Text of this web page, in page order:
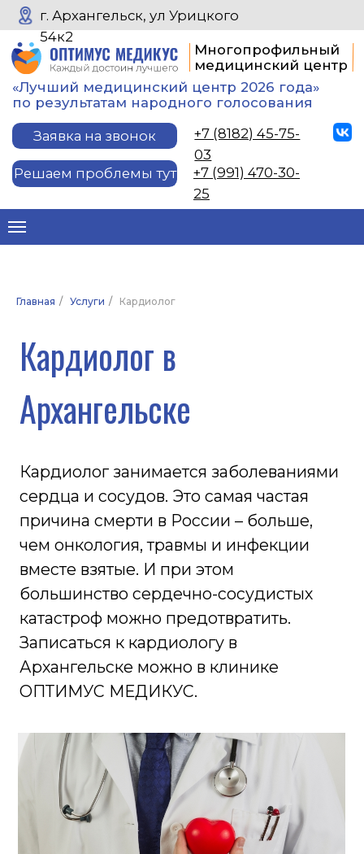
Заявка на звонок
медицинский центр
«Лучший медицинский центр 2026 года»
по результатам народного голосования
Решаем проблемы тут
г. Архангельск, ул Урицкого
54к2
+7 (991) 470-30-
25
+7 (8182) 45-75-
03
Главная / Услуги / Кардиолог
сердца и сосудов. Это самая частая
причина смерти в России – больше,
вместе взятые. И при этом
большинство сердечно-сосудистых
Архангельске можно в клинике
ОПТИМУС МЕДИКУС.
Кардиолог в
Архангельске
Стоимость процедуры